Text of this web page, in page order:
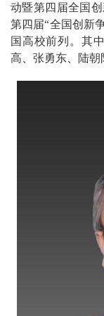
动暨第四届全国
第四届“全国创新
国高校前列。其
高、张勇东、陆朝